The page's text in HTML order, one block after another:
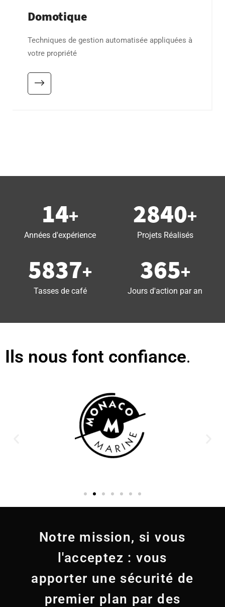
Domotique
Techniques de gestion automatisée appliquées à
votre propriété
14+
Années d'expérience
2840+
Projets Réalisés
5837+
Tasses de café
365+
Jours d'action par an
Ils nous font confiance.
Notre mission, si vous
l'acceptez : vous
apporter une sécurité de
premier plan par des